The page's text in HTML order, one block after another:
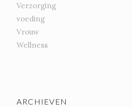
Verzorging
voeding
Vrouw
Wellness
ARCHIEVEN